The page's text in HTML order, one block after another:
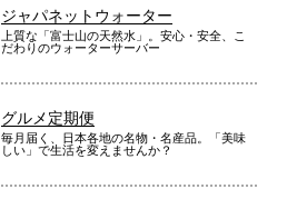
ジャパネットウォーター
上質な「富士山の天然水」。安心・安全、こ
だわりのウォーターサーバー
グルメ定期便
毎月届く、日本各地の名物・名産品。「美味
しい」で生活を変えませんか？